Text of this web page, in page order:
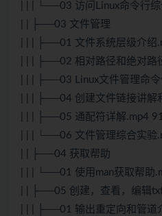
| | | └──03 访问Linux命令行
| | ├──03 文件管理
| | | ├──01 文件系统层级介绍
| | | ├──02 相对路径和绝对路
| | | ├──03 Linux文件管理命
| | | ├──04 创建文件链接讲解
| | | ├──05 通配符详解.mp4
| | | └──06 文件管理综合实验
| | ├──04 获取帮助
| | | └──01 使用man获取帮助
| | ├──05 创建，查看，编辑
| | | ├──01 输出重定向和管道